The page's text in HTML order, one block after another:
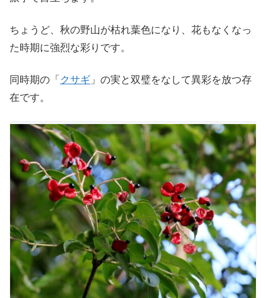
ちょうど、秋の野山が枯れ葉色になり、花もなくなっ
た時期に強烈な彩りです。
同時期の「 クサギ 」の実と双璧をなして異彩を放つ存
在です。